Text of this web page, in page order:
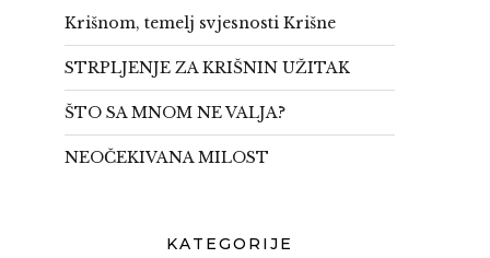
Krišnom, temelj svjesnosti Krišne
STRPLJENJE ZA KRIŠNIN UŽITAK
ŠTO SA MNOM NE VALJA?
NEOČEKIVANA MILOST
KATEGORIJE